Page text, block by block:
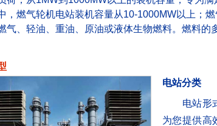
气轮机电站装机容量从10-1000MW以上；燃
气、轻油、重油、原油或液体生物燃料。燃料的
电站分类
电站形式
为您提供高